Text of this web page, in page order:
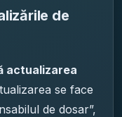
de
actualizarea
se face
de dosar”,